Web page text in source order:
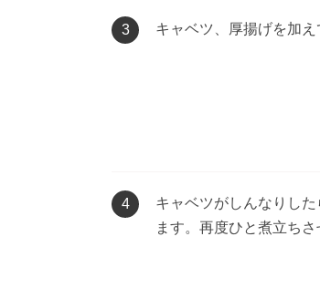
3 キャベツ、厚揚げを加え
4
キャベツがしんなりし
ます。再度ひと煮立ちさ